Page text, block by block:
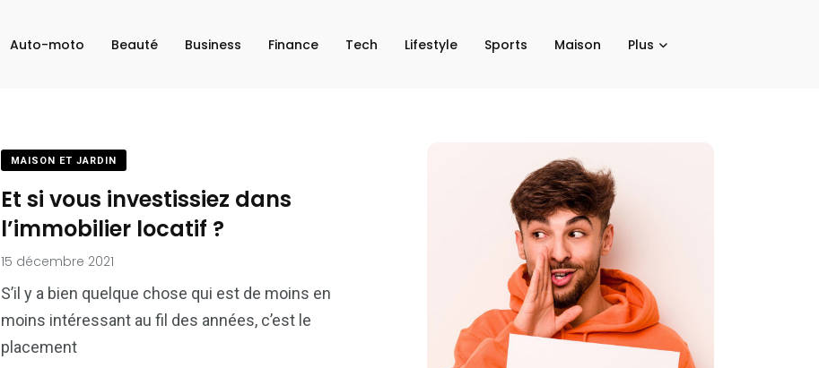
Auto-moto Beauté Business Finance Tech Lifestyle Sports Maison Plus
MAISON ET JARDIN
Et si vous investissiez dans
l’immobilier locatif ?
15 décembre 2021
S’il y a bien quelque chose qui est de moins en
moins intéressant au fil des années, c’est le
placement